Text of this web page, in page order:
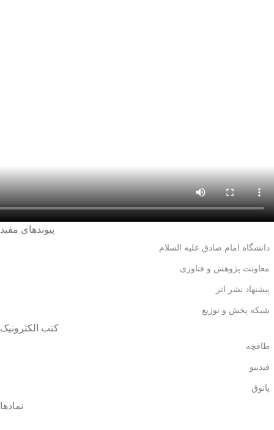
پیوندهای مفید
دانشگاه امام صادق علیه السلام
معاونت پژوهش و فناوری
پیشنهاد نشر اثر
شبکه پخش و توزیع
کتب الکترونیک
طاقچه
فیدیبو
پاتوق
نمادها